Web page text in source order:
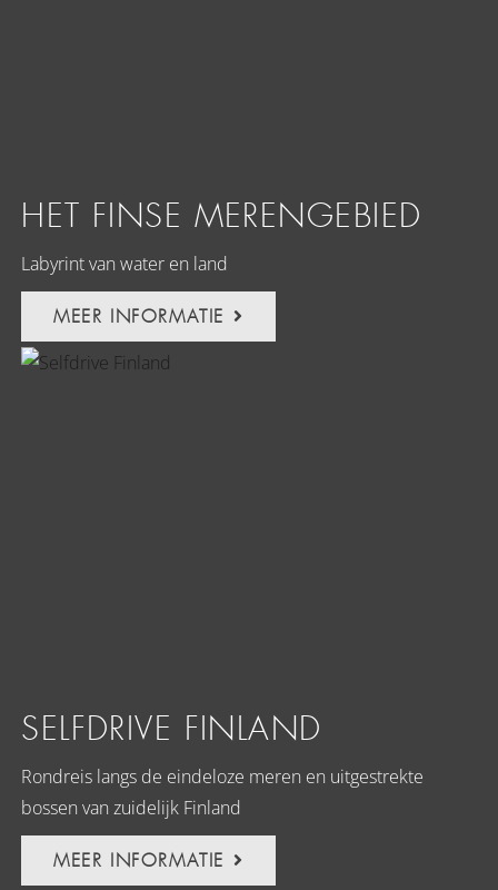
HET FINSE MERENGEBIED
Labyrint van water en land
MEER INFORMATIE
SELFDRIVE FINLAND
Rondreis langs de eindeloze meren en uitgestrekte
bossen van zuidelijk Finland
MEER INFORMATIE